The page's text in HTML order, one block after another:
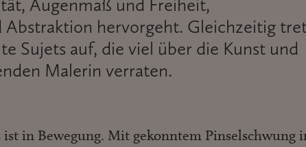
Augenmaß und Freiheit,
Abstraktion hervorgeht. Gleichzeitig
Sujets auf, die viel über die Kunst und
Malerin verraten.
in Bewegung. Mit gekonntem Pinselschwung